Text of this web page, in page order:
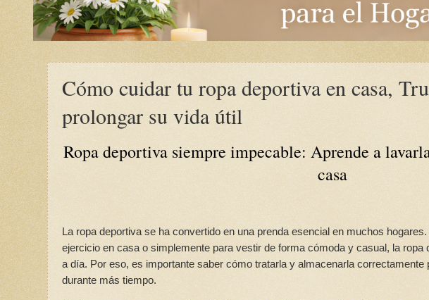
Cómo cuidar tu ropa deportiva en casa,
prolongar su vida útil
Ropa deportiva siempre impecable: Aprende a
casa
La ropa deportiva se ha convertido en una prenda esencial en muchos
ejercicio en casa o simplemente para vestir de forma cómoda y casual, la ropa
a día. Por eso, es importante saber cómo tratarla y almacenarla correctamente
durante más tiempo.